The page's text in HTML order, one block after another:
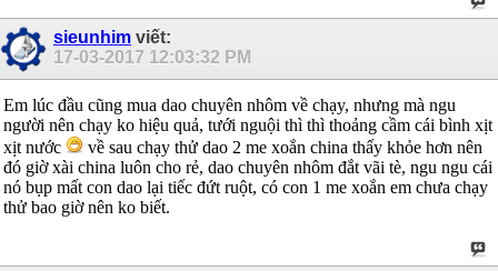
sieunhim viết:
17-03-2017 12:03:32 PM
Em lúc đầu cũng mua dao chuyên nhôm về chạy, nhưng mà ngu
người nên chạy ko hiệu quả, tưới nguội thì thì thoảng cầm cái bình xịt
xịt nước
về sau chạy thử dao 2 me xoắn china thấy khỏe hơn nên
đó giờ xài china luôn cho rẻ, dao chuyên nhôm đắt vãi tè, ngu ngu cái
nó bụp mất con dao lại tiếc đứt ruột, có con 1 me xoắn em chưa chạy
thử bao giờ nên ko biết.